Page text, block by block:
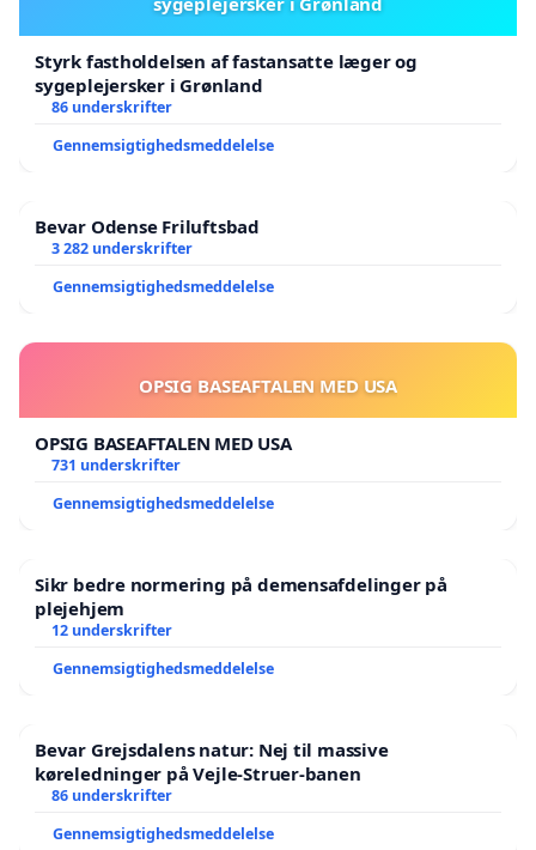
Styrk fastholdelsen af fastansatte læger og
sygeplejersker i Grønland
86 underskrifter
Gennemsigtighedsmeddelelse
Bevar Odense Friluftsbad
3 282 underskrifter
Gennemsigtighedsmeddelelse
OPSIG BASEAFTALEN MED USA
OPSIG BASEAFTALEN MED USA
731 underskrifter
Gennemsigtighedsmeddelelse
Sikr bedre normering på demensafdelinger på
plejehjem
12 underskrifter
Gennemsigtighedsmeddelelse
Bevar Grejsdalens natur: Nej til massive
køreledninger på Vejle-Struer-banen
86 underskrifter
Gennemsigtighedsmeddelelse